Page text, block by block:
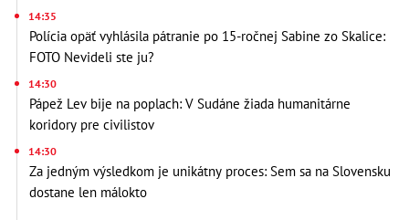
14:35
Polícia opäť vyhlásila pátranie po 15-ročnej Sabine zo Skalice:
FOTO Nevideli ste ju?
14:30
Pápež Lev bije na poplach: V Sudáne žiada humanitárne
koridory pre civilistov
14:30
Za jedným výsledkom je unikátny proces: Sem sa na Slovensku
dostane len málokto